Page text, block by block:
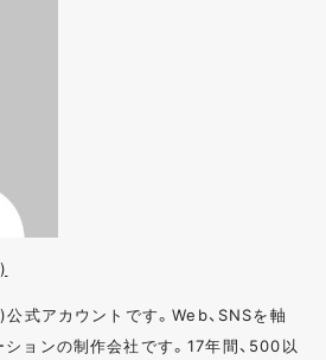
アカウントです。Web、SNSを軸
ョンの制作会社です。17年間、500以